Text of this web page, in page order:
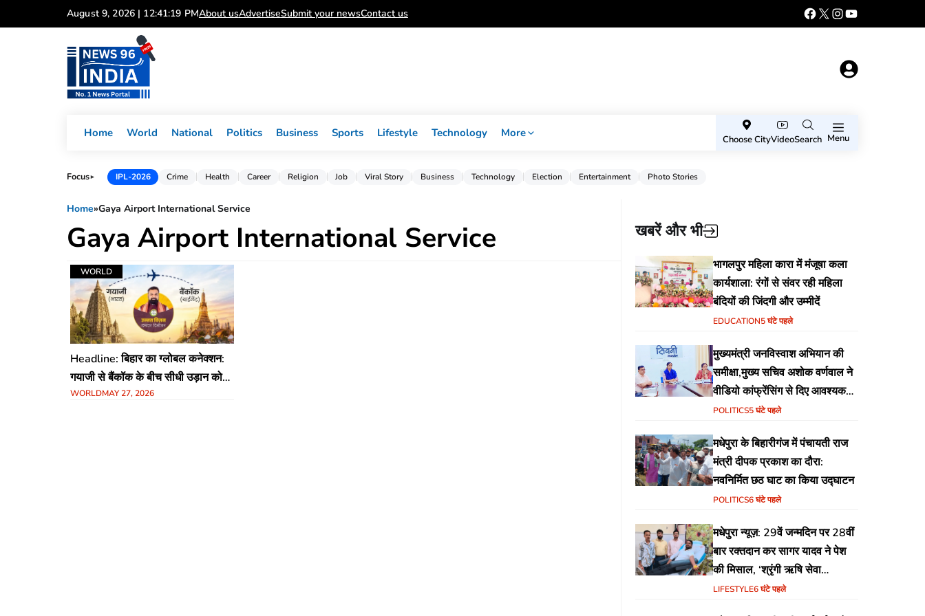
to
August 9, 2026 | 12:41:19 PMAbout usAdvertiseSubmit your newsContact us
Home World National Politics Business Sports Lifestyle Technology More
Choose CityVideoSearch Menu
Focus► IPL-2026 Crime Health Career Religion Job Viral Story Business Technology Election Entertainment Photo Stories
Home»Gaya Airport International Service
Gaya Airport International Service
WORLD
Headline: बिहार का ग्लोबल कनेक्शन:
गयाजी से बैंकॉक के बीच सीधी उड़ान को
मंजूरी, CM सम्राट चौधरी की बड़ी पहल
WORLDMAY 27, 2026
खबरें और भी
भागलपुर महिला कारा में मंजूषा कला
कार्यशाला: रंगों से संवर रही महिला
बंदियों की जिंदगी और उम्मीदें
EDUCATION5 घंटे पहले
मुख्यमंत्री जनविस्वाश अभियान की
समीक्षा,मुख्य सचिव अशोक वर्णवाल ने
वीडियो कांफ्रेंसिंग से दिए आवश्यक
निर्देश
POLITICS5 घंटे पहले
मधेपुरा के बिहारीगंज में पंचायती राज
मंत्री दीपक प्रकाश का दौरा:
नवनिर्मित छठ घाट का किया उद्घाटन
POLITICS6 घंटे पहले
मधेपुरा न्यूज़: 29वें जन्मदिन पर 28वीं
बार रक्तदान कर सागर यादव ने पेश
की मिसाल, ‘श्रृंगी ऋषि सेवा
फाउंडेशन’ की अनूठी पहल
LIFESTYLE6 घंटे पहले